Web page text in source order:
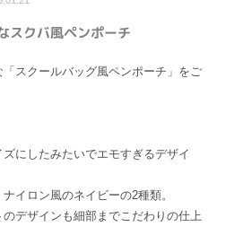
スクバ風ペンポーチ
スクールバッグ風ペンポーチ」をご
にしたみたいでエモすぎるデザイ
イロン風のネイビーの2種類。
デザインも細部までこだわりの仕上